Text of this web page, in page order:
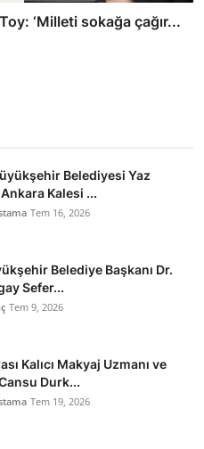
‘Milleti sokağa çağır...
Belediyesi Yaz
Kalesi ...
Tem 16, 2026
Belediye Başkanı Dr.
Sefer...
Tem 9, 2026
Kalıcı Makyaj Uzmanı ve
Durk...
Tem 19, 2026